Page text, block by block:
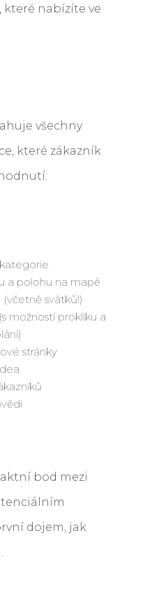
které nabízíte ve
všechny
které zákazník
a polohu na mapě
svátků!)
možností prokliku a
stránky
bod mezi
dojem, jak